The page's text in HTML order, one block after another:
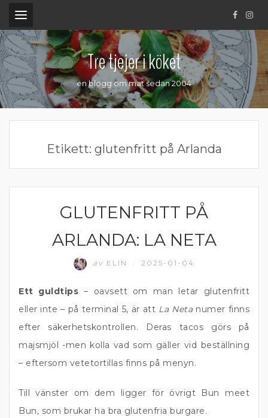
.
Tre tjejer i köket
en blogg om mat sedan 2004
Etikett: glutenfritt på Arlanda
GLUTENFRITT PÅ
ARLANDA: LA NETA
av ELIN 2025-01-04
Ett guldtips – oavsett om man letar glutenfritt
eller inte – på terminal 5, är att La Netanumer finns
efter säkerhetskontrollen. Deras tacos görs på
majsmjöl -men kolla vad som gäller vid beställning
– eftersom vetetortillas finns på menyn.
Till vänster om dem ligger för övrigt Bun meet
Bun, som brukar ha bra glutenfria burgare.